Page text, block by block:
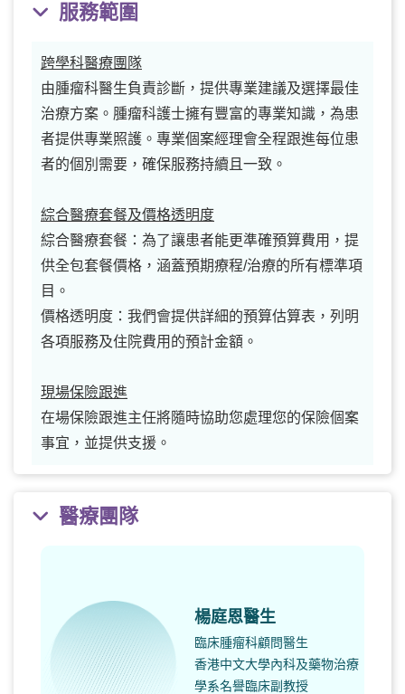
服務範圍
跨學科醫療團隊
由腫瘤科醫生負責診斷，提供專業建議及選擇最佳
治療方案。腫瘤科護士擁有豐富的專業知識，為患
者提供專業照護。專業個案經理會全程跟進每位患
者的個別需要，確保服務持續且一致。
綜合醫療套餐及價格透明度
綜合醫療套餐：為了讓患者能更準確預算費用，提
供全包套餐價格，涵蓋預期療程/治療的所有標準項
目。
價格透明度：我們會提供詳細的預算估算表，列明
各項服務及住院費用的預計金額。
現場保險跟進
在場保險跟進主任將隨時協助您處理您的保險個案
事宜，並提供支援。
醫療團隊
楊庭恩醫生
臨床腫瘤科顧問醫生
香港中文大學內科及藥物治療
學系名譽臨床副教授